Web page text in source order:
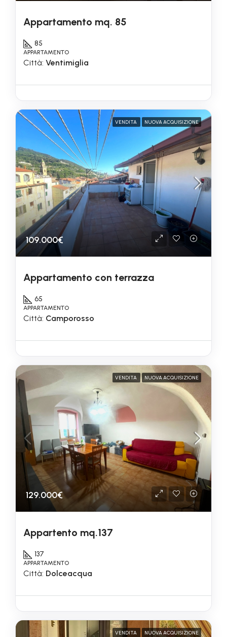
Appartamento mq. 85
85
APPARTAMENTO
Città: Ventimiglia
VENDITA NUOVA ACQUISIZIONE
109.000€
Appartamento con terrazza
65
APPARTAMENTO
Città: Camporosso
VENDITA NUOVA ACQUISIZIONE
129.000€
Appartento mq.137
137
APPARTAMENTO
Città: Dolceacqua
VENDITA NUOVA ACQUISIZIONE